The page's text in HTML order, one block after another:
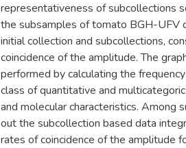
representativeness of subcollections
the subsamples of tomato BGH-UFV
initial collection and subcollections,
coincidence of the amplitude. The
performed by calculating the
class of quantitative and
and molecular characteristics.
out the subcollection based data
rates of coincidence of the amplitude